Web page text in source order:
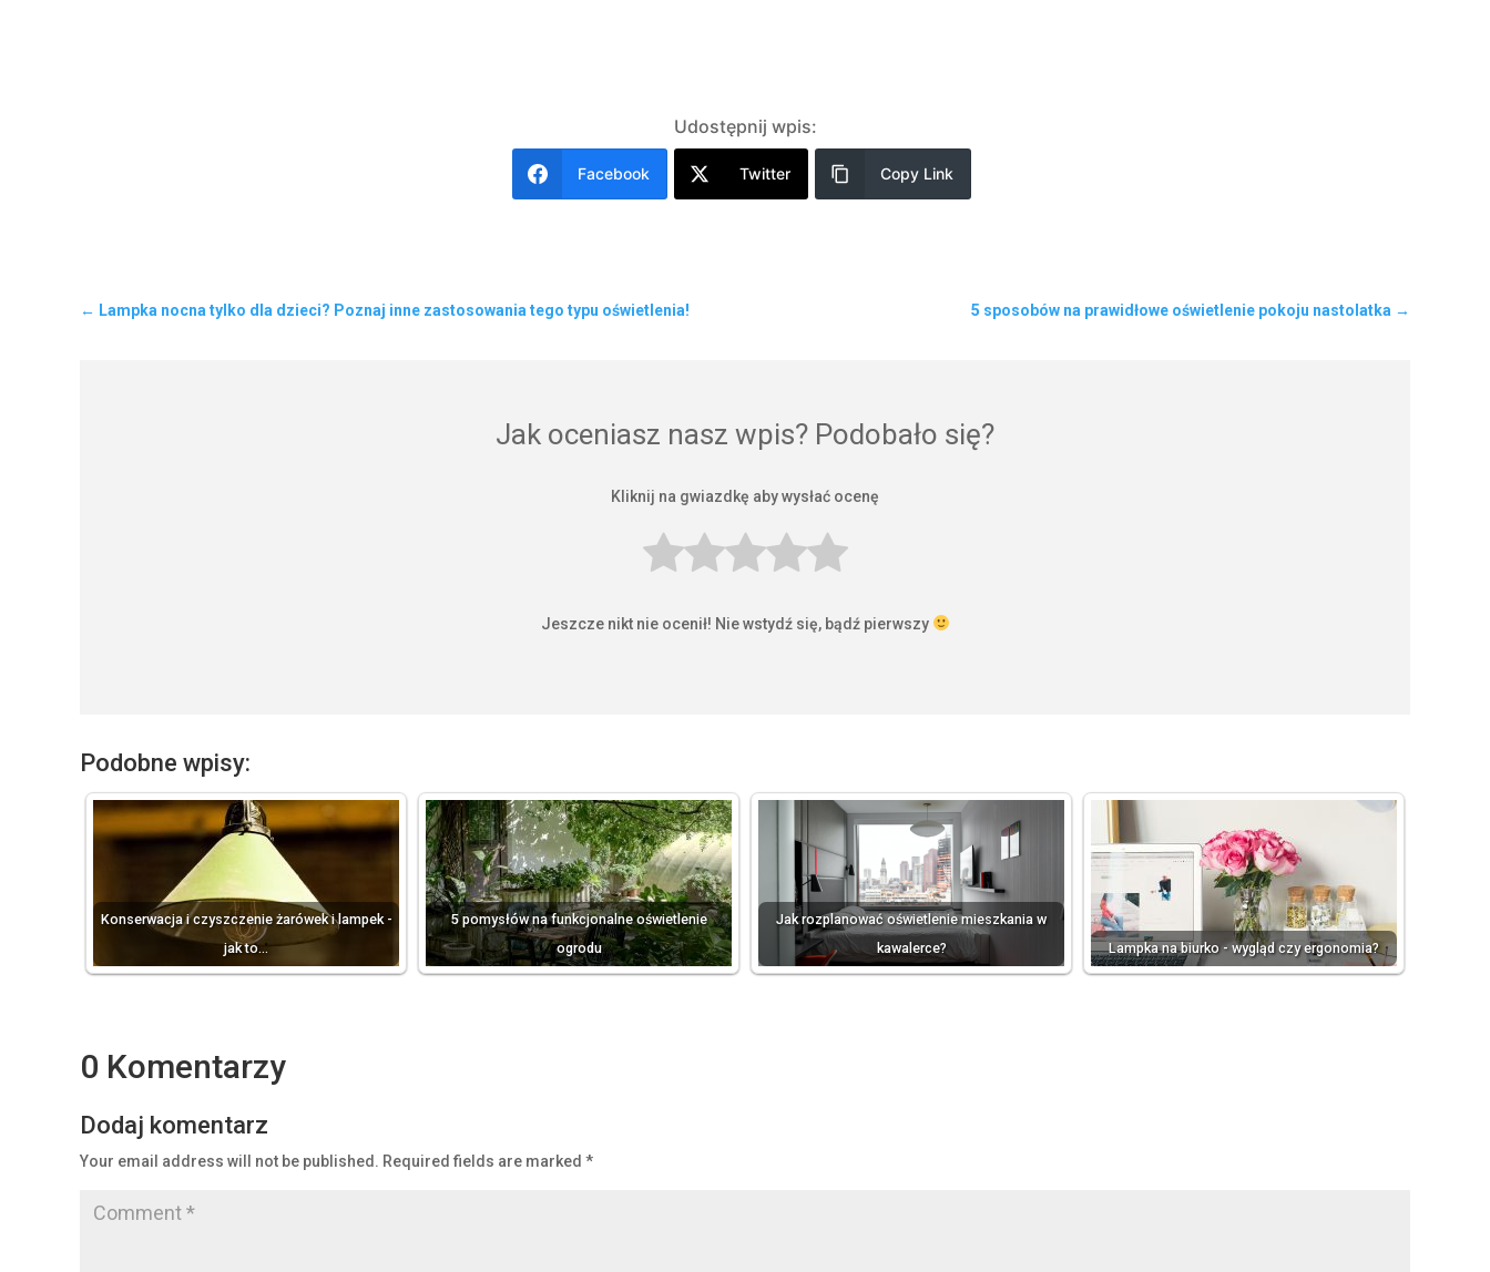
Udostępnij wpis:
Facebook Twitter Copy Link
← Lampka nocna tylko dla dzieci? Poznaj inne zastosowania tego typu oświetlenia! 5 sposobów na prawidłowe oświetlenie pokoju nastolatka →
Jak oceniasz nasz wpis? Podobało się?
Kliknij na gwiazdkę aby wysłać ocenę
Jeszcze nikt nie ocenił! Nie wstydź się, bądź pierwszy
Podobne wpisy:
Konserwacja i czyszczenie żarówek i lampek -
jak to…
5 pomysłów na funkcjonalne oświetlenie
ogrodu
Jak rozplanować oświetlenie mieszkania w
kawalerce?
Lampka na biurko - wygląd czy ergonomia?
0 Komentarzy
Dodaj komentarz
Your email address will not be published. Required fields are marked *